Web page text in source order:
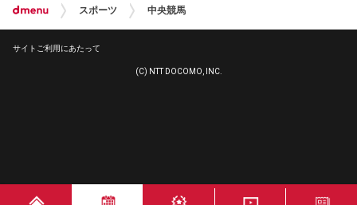
スポーツ 中央競馬
サイトご利用にあたって
(C) NTT DOCOMO, INC.